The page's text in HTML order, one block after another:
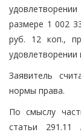
размере 1 002
руб. 12 коп.,
Заявитель
нормы права.
По смыслу
статьи 291.11